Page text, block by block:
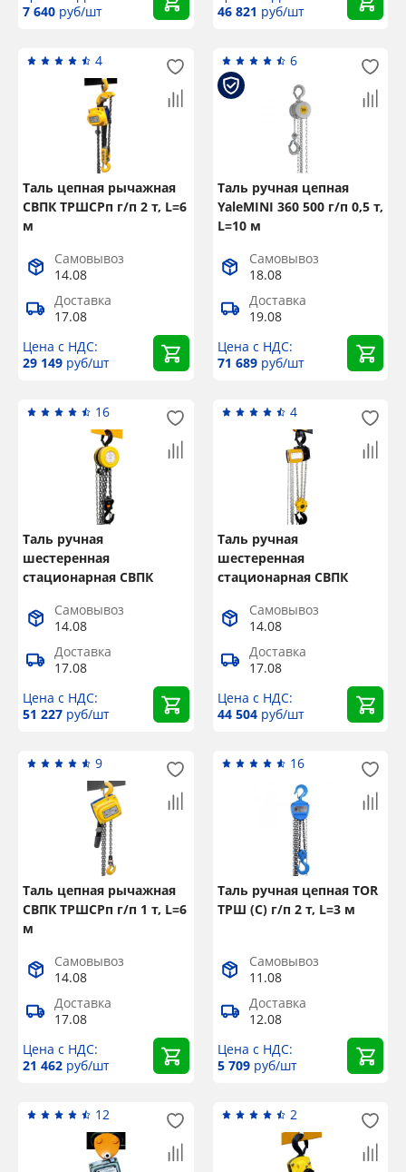
7 640 руб/шт
46 821 руб/шт
4
Таль цепная рычажная
СВПК ТРШСРп г/п 2 т, L=6
м
Самовывоз
14.08
Доставка
17.08
Цена с НДС:
29 149 руб/шт
6
Таль ручная цепная
YaleMINI 360 500 г/п 0,5 т,
L=10 м
Самовывоз
18.08
Доставка
19.08
Цена с НДС:
71 689руб/шт
16
Таль ручная
шестеренная
стационарная СВПК
Самовывоз
14.08
Доставка
17.08
Цена с НДС:
51 227 руб/шт
4
Таль ручная
шестеренная
стационарная СВПК
м
Самовывоз
14.08
Доставка
17.08
Цена с НДС:
44 504руб/шт
9
Таль цепная рычажная
СВПК ТРШСРп г/п 1 т, L=6
м
Самовывоз
14.08
Доставка
17.08
Цена с НДС:
21 462 руб/шт
16
Таль ручная цепная TOR
ТРШ (С) г/п 2 т, L=3 м
Самовывоз
11.08
Доставка
12.08
Цена с НДС:
5 709руб/шт
12 2